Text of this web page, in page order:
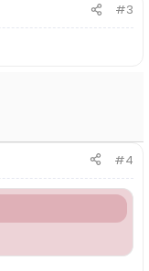
#3
#4